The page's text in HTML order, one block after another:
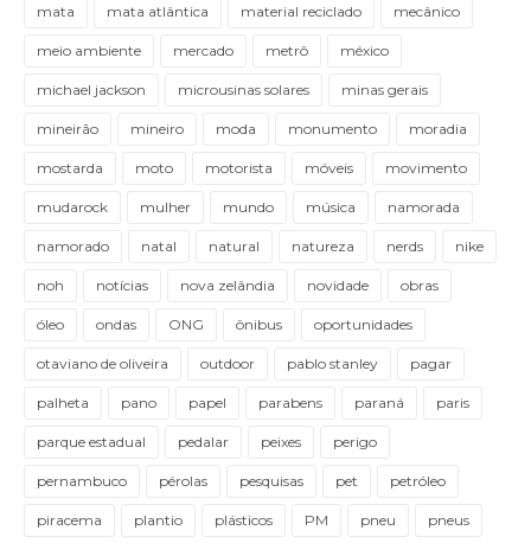
mata mata atlântica material reciclado mecânico
meio ambiente mercado metrô méxico
michael jackson microusinas solares minas gerais
mineirão mineiro moda monumento moradia
mostarda moto motorista móveis movimento
mudarock mulher mundo música namorada
namorado natal natural natureza nerds nike
noh notícias nova zelândia novidade obras
óleo ondas ONG ônibus oportunidades
otaviano de oliveira outdoor pablo stanley pagar
palheta pano papel parabens paraná paris
parque estadual pedalar peixes perigo
pernambuco pérolas pesquisas pet petróleo
piracema plantio plásticos PM pneu pneus